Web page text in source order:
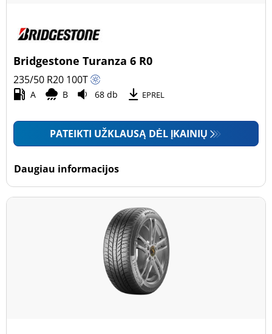
Bridgestone Turanza 6 R0
235/50 R20 100T
A B 68 db EPREL
PATEIKTI UŽKLAUSĄ DĖL ĮKAINIŲ
Daugiau informacijos